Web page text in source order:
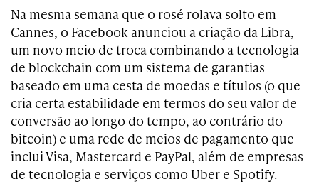
Na mesma semana que o rosé rolava solto em
Cannes, o Facebook anunciou a criação da Libra,
um novo meio de troca combinando a tecnologia
de blockchain com um sistema de garantias
baseado em uma cesta de moedas e títulos (o que
cria certa estabilidade em termos do seu valor de
conversão ao longo do tempo, ao contrário do
bitcoin) e uma rede de meios de pagamento que
inclui Visa, Mastercard e PayPal, além de empresas
de tecnologia e serviços como Uber e Spotify.